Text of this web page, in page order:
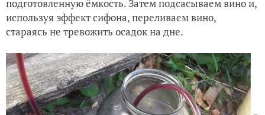
подготовленную ёмкость. Затем подсасываем вино и,
используя эффект сифона, переливаем вино,
стараясь не тревожить осадок на дне.